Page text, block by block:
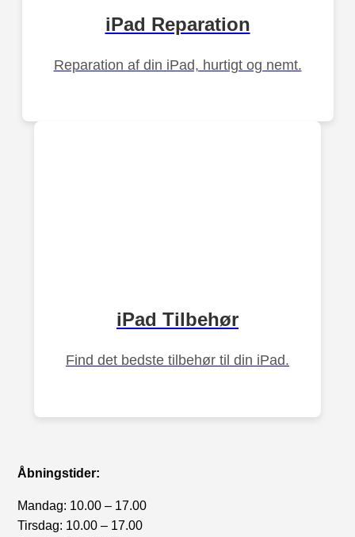
iPad Reparation
Reparation af din iPad, hurtigt og nemt.
iPad Tilbehør
Find det bedste tilbehør til din iPad.
Åbningstider:
Mandag: 10.00 – 17.00
Tirsdag: 10.00 – 17.00